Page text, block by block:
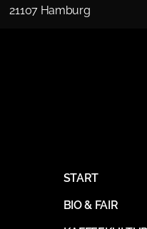
21107 Hamburg
START
BIO & FAIR